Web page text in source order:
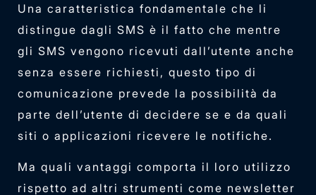
Una caratteristica fondamentale che li
distingue dagli SMS è il fatto che mentre
gli SMS vengono ricevuti dall’utente anche
senza essere richiesti, questo tipo di
comunicazione prevede la possibilità da
parte dell’utente di decidere se e da quali
siti o applicazioni ricevere le notifiche.
Ma quali vantaggi comporta il loro utilizzo
rispetto ad altri strumenti come newsletter